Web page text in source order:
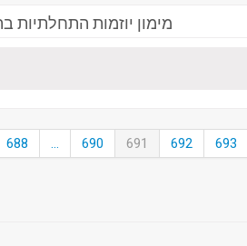
מימון יוזמות התחלתיות
688 ... 690 691 692 693